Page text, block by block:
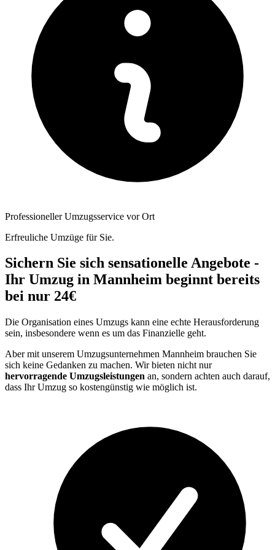
Professioneller Umzugsservice vor Ort
Erfreuliche Umzüge für Sie.
Sichern Sie sich sensationelle Angebote -
Ihr Umzug in Mannheim beginnt bereits
bei nur 24€
Die Organisation eines Umzugs kann eine echte Herausforderung
sein, insbesondere wenn es um das Finanzielle geht.
Aber mit unserem Umzugsunternehmen Mannheim brauchen Sie
sich keine Gedanken zu machen. Wir bieten nicht nur
hervorragende Umzugsleistungen an, sondern achten auch darauf,
dass Ihr Umzug so kostengünstig wie möglich ist.